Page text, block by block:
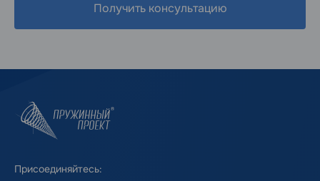
Получить консультацию
Присоединяйтесь: